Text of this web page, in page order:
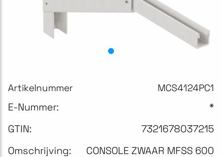
Artikelnummer MCS4124PC1
E-Nummer:
*
GTIN:
7321678037215
Omschrijving:
CONSOLE ZWAAR MFSS 600